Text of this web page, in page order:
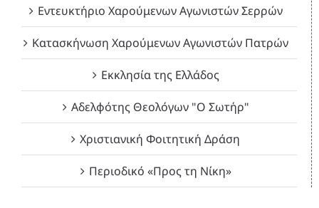
Εντευκτήριο Χαρούμενων Αγωνιστών Σερρών
Κατασκήνωση Χαρούμενων Αγωνιστών Πατρών
Εκκλησία της Ελλάδος
Αδελφότης Θεολόγων "Ο Σωτήρ"
Χριστιανική Φοιτητική Δράση
Περιοδικό «Προς τη Νίκη»